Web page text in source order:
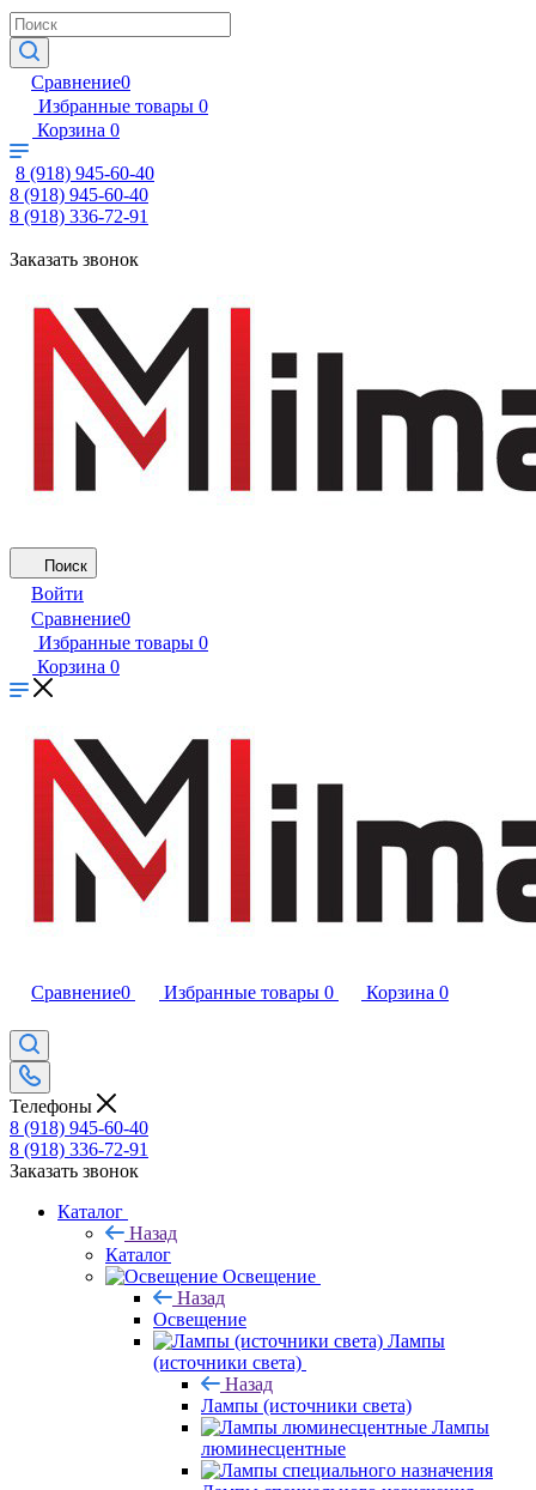
Сравнение0
Избранные товары 0
Корзина 0
8 (918) 945-60-40
8 (918) 945-60-40
8 (918) 336-72-91
Заказать звонок
Поиск
Войти
Сравнение0
Избранные товары 0
Корзина 0
Сравнение0 Избранные товары 0 Корзина 0
Телефоны
8 (918) 945-60-40
8 (918) 336-72-91
Заказать звонок
Каталог
Назад
Каталог
Освещение
Назад
Освещение
Лампы
(источники света)
Назад
Лампы (источники света)
Лампы
люминесцентные